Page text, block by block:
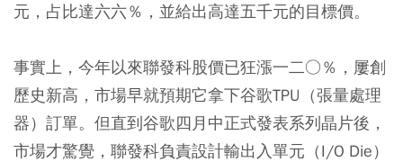
元，占比達六六％，並給出高達五千元的目標價。
事實上，今年以來聯發科股價已狂漲一二○％，屢創
歷史新高，市場早就預期它拿下谷歌TPU（張量處理
器）訂單。但直到谷歌四月中正式發表系列晶片後，
市場才驚覺，聯發科負責設計輸出入單元（I/O Die）